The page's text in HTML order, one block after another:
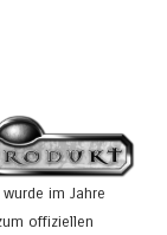
im Jahre
offiziellen